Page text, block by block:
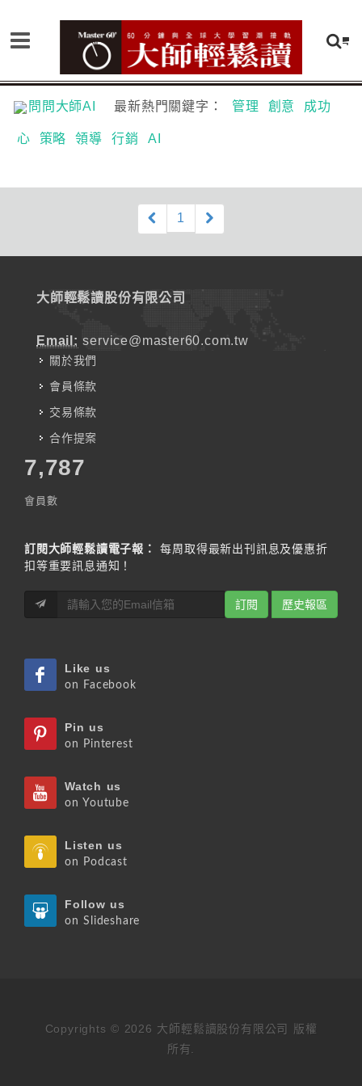
問問大師AI 最新熱門關鍵字： 管理 創意 成功
心 策略 領導 行銷 AI
1
大師輕鬆讀股份有限公司
Email: service@master60.com.tw
關於我們
會員條款
交易條款
合作提案
7,787
會員數
訂閱大師輕鬆讀電子報：
每周取得最新出刊訊息及優惠折
扣等重要訊息通知！
訂閱 歷史報區
Like us
on Facebook
Pin us
on Pinterest
Watch us
on Youtube
Listen us
on Podcast
Follow us
on Slideshare
Copyrights © 2026 大師輕鬆讀股份有限公司 版權
所有.